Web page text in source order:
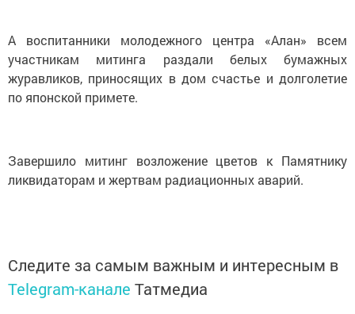
А воспитанники молодежного центра «Алан» всем
участникам митинга раздали белых бумажных
журавликов, приносящих в дом счастье и долголетие
по японской примете.
Завершило митинг возложение цветов к Памятнику
ликвидаторам и жертвам радиационных аварий.
Следите за самым важным и интересным в
Telegram-канале Татмедиа